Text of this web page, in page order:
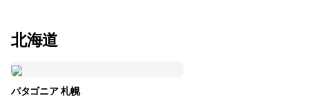
北海道
パタゴニア 札幌